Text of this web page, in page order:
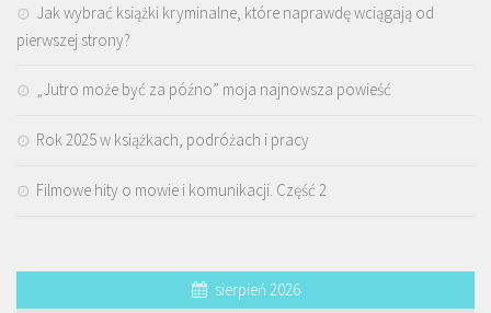
Jak wybrać książki kryminalne, które naprawdę wciągają od
pierwszej strony?
„Jutro może być za późno” moja najnowsza powieść
Rok 2025 w książkach, podróżach i pracy
Filmowe hity o mowie i komunikacji. Część 2
sierpień 2026